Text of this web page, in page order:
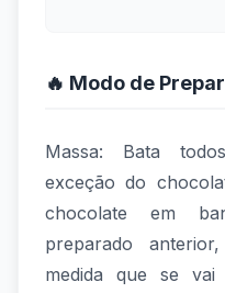
🔥 Modo de
Massa: Bata
exceção do
chocolate em
preparado
medida que se vai